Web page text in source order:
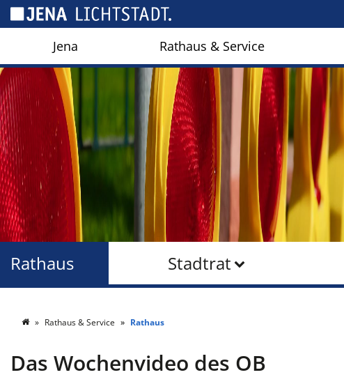
Jena Rathaus & Service
Stadtrat
Rathaus
Rathaus & Service Rathaus
Das Wochenvideo des OB
Cookie-Einstellungen